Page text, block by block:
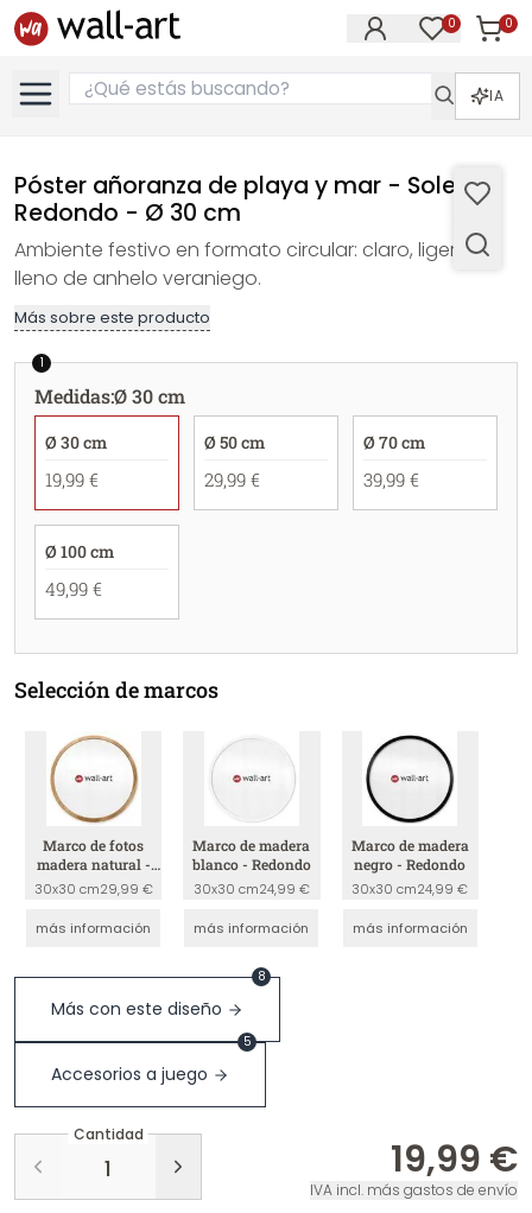
0 0
IA
Póster añoranza de playa y mar - Soley -
Redondo - Ø 30 cm
Ambiente festivo en formato circular: claro, ligero y
lleno de anhelo veraniego.
Más sobre este producto
1
Medidas:Ø 30 cm
Ø 30 cm
19,99 €
Ø 50 cm
29,99 €
Ø 70 cm
39,99 €
Ø 100 cm
49,99 €
Selección de marcos
Marco de fotos
madera natural -
redondo
30x30 cm29,99 €
más información
Marco de madera
blanco - Redondo
30x30 cm24,99 €
más información
Marco de madera
negro - Redondo
30x30 cm24,99 €
más información
Más con este diseño
8
Accesorios a juego
5
Cantidad
19,99 €
IVA incl. más gastos de envío